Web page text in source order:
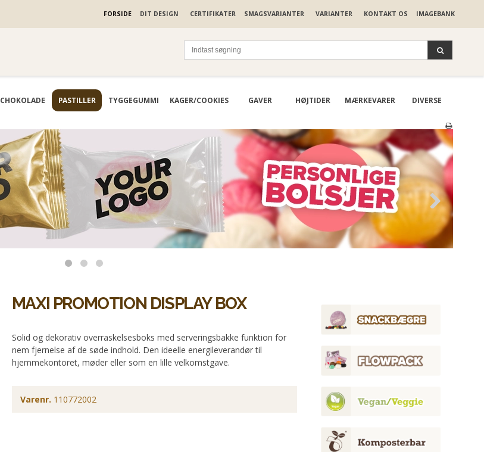
FORSIDE DIT DESIGN CERTIFIKATER SMAGSVARIANTER VARIANTER KONTAKT OS IMAGEBANK
CHOKOLADE PASTILLER TYGGEGUMMI KAGER/COOKIES GAVER HØJTIDER MÆRKEVARER DIVERSE
MAXI PROMOTION DISPLAY BOX
Solid og dekorativ overraskelsesboks med serveringsbakke funktion for
nem fjernelse af de søde indhold. Den ideelle energileverandør til
hjemmekontoret, møder eller som en lille velkomstgave.
Varenr. 110772002